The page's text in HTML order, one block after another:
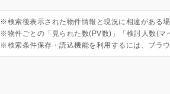
※検索後表示された物件情報と現況に相違がある
※物件ごとの「見られた数(PV数)」「検討人数(マ
※検索条件保存・読込機能を利用するには、ブラ